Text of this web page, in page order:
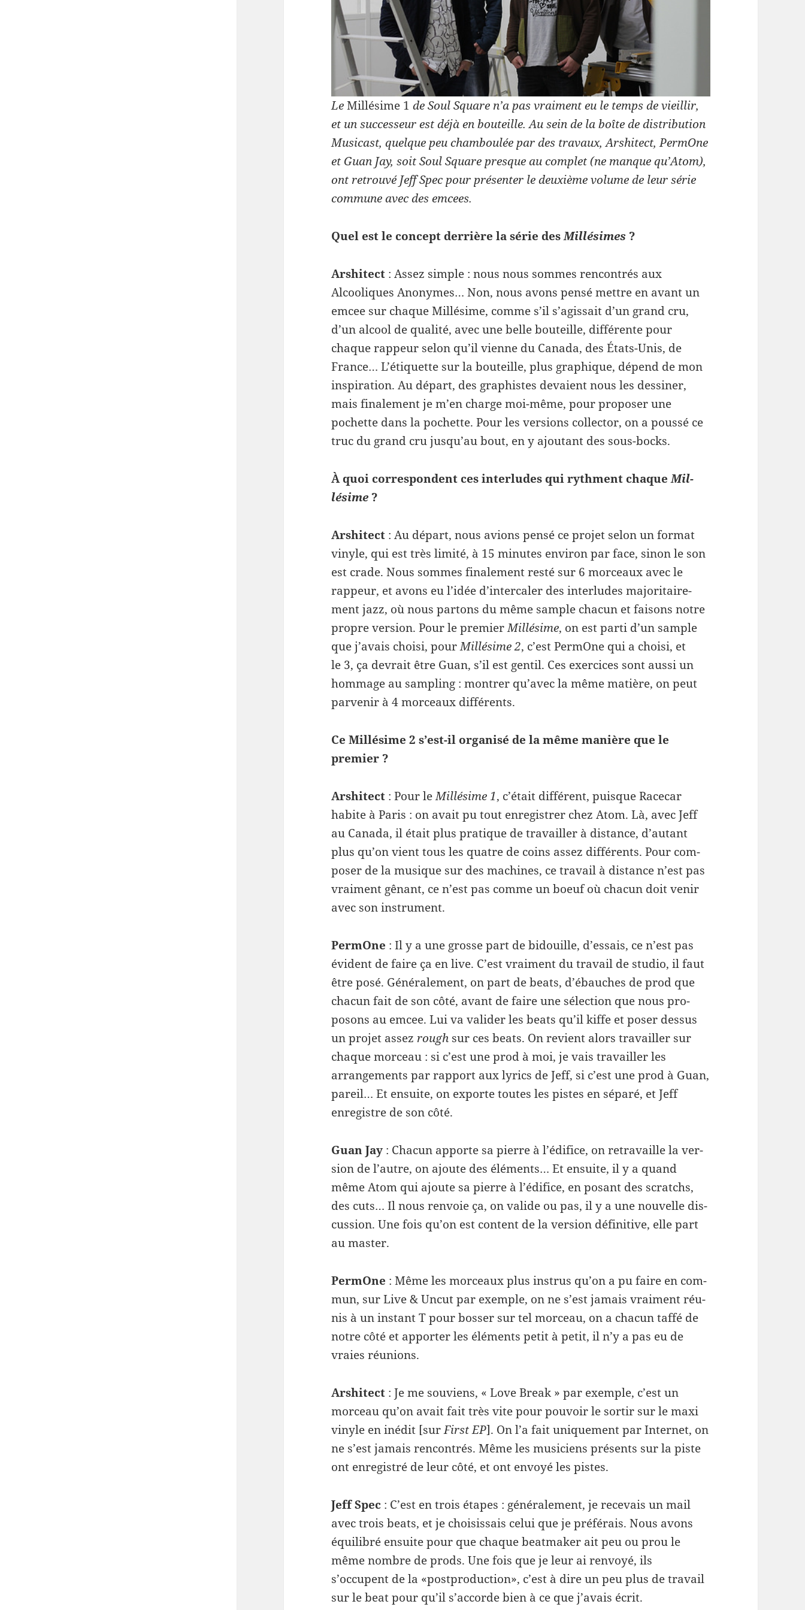
LeMil­lésime 1 de Soul Square n’a pas vrai­ment eu le temps de vieil­lir,
et un suc­cesseur est déjà en bouteille. Au sein de la boîte de dis­tri­b­u­tion
Musi­cast, quelque peu cham­boulée par des travaux, Arshi­tect, Per­mOne
et Guan Jay, soit Soul Square presque au com­plet (ne manque qu’Atom),
ont retrouvé Jeff Spec pour présen­ter le deux­ième vol­ume de leur série
com­mune avec des emcees.
Quel est le con­cept der­rière la série desMil­lésimes?
Arshi­tect : Assez sim­ple : nous nous sommes ren­con­trés aux
Alcooliques Anonymes… Non, nous avons pensé met­tre en avant un
emcee sur chaque Mil­lésime, comme s’il s’agissait d’un grand cru,
d’un alcool de qual­ité, avec une belle bouteille, dif­férente pour
chaque rappeur selon qu’il vienne du Canada, des États-​Unis, de
France… L’étiquette sur la bouteille, plus graphique, dépend de mon
inspi­ra­tion. Au départ, des graphistes devaient nous les dessiner,
mais finale­ment je m’en charge moi-​même, pour pro­poser une
pochette dans la pochette. Pour les ver­sions col­lec­tor, on a poussé ce
truc du grand cru jusqu’au bout, en y ajoutant des sous-​bocks.
À quoi cor­re­spon­dent ces inter­ludes qui ryth­ment chaqueMil­
lésime?
Arshi­tect : Au départ, nous avions pensé ce pro­jet selon un for­mat
vinyle, qui est très lim­ité, à 15 min­utes env­i­ron par face, sinon le son
est crade. Nous sommes finale­ment resté sur 6 morceaux avec le
rappeur, et avons eu l’idée d’intercaler des inter­ludes majori­taire­
ment jazz, où nous par­tons du même sam­ple cha­cun et faisons notre
pro­pre ver­sion. Pour le pre­mierMil­lésime, on est parti d’un sam­ple
que j’avais choisi, pourMil­lésime 2, c’est Per­mOne qui a choisi, et
le 3, ça devrait être Guan, s’il est gen­til. Ces exer­ci­ces sont aussi un
hom­mage au sam­pling : mon­trer qu’avec la même matière, on peut
par­venir à 4 morceaux différents.
Ce Mil­lésime 2 s’est-il organ­isé de la même manière que le
premier ?
Arshi­tect : Pour leMil­lésime 1, c’était dif­férent, puisque Race­car
habite à Paris : on avait pu tout enreg­istrer chez Atom. Là, avec Jeff
au Canada, il était plus pra­tique de tra­vailler à dis­tance, d’autant
plus qu’on vient tous les qua­tre de coins assez dif­férents. Pour com­
poser de la musique sur des machines, ce tra­vail à dis­tance n’est pas
vrai­ment gênant, ce n’est pas comme un boeuf où cha­cun doit venir
avec son instrument.
Per­mOne : Il y a une grosse part de bidouille, d’essais, ce n’est pas
évi­dent de faire ça en live. C’est vrai­ment du tra­vail de stu­dio, il faut
être posé. Générale­ment, on part de beats, d’ébauches de prod que
cha­cun fait de son côté, avant de faire une sélec­tion que nous pro­
posons au emcee. Lui va valider les beats qu’il kiffe et poser dessus
un pro­jet assez rough sur ces beats. On revient alors tra­vailler sur
chaque morceau : si c’est une prod à moi, je vais tra­vailler les
arrange­ments par rap­port aux lyrics de Jeff, si c’est une prod à Guan,
pareil… Et ensuite, on exporte toutes les pistes en séparé, et Jeff
enreg­istre de son côté.
Guan Jay : Cha­cun apporte sa pierre à l’édifice, on retra­vaille la ver­
sion de l’autre, on ajoute des élé­ments… Et ensuite, il y a quand
même Atom qui ajoute sa pierre à l’édifice, en posant des scratchs,
des cuts… Il nous ren­voie ça, on valide ou pas, il y a une nou­velle dis­
cus­sion. Une fois qu’on est con­tent de la ver­sion défini­tive, elle part
au master.
Per­mOne : Même les morceaux plus instrus qu’on a pu faire en com­
mun, sur Live & Uncut par exem­ple, on ne s’est jamais vrai­ment réu­
nis à un instant T pour bosser sur tel morceau, on a cha­cun taffé de
notre côté et apporter les élé­ments petit à petit, il n’y a pas eu de
vraies réunions.
Arshi­tect : Je me sou­viens, « Love Break » par exem­ple, c’est un
morceau qu’on avait fait très vite pour pou­voir le sor­tir sur le maxi
vinyle en inédit [surFirst EP]. On l’a fait unique­ment par Inter­net, on
ne s’est jamais ren­con­trés. Même les musi­ciens présents sur la piste
ont enreg­istré de leur côté, et ont envoyé les pistes.
Jeff Spec : C’est en trois étapes : générale­ment, je rece­vais un mail
avec trois beats, et je choi­sis­sais celui que je préférais. Nous avons
équili­bré ensuite pour que chaque beat­maker ait peu ou prou le
même nom­bre de prods. Une fois que je leur ai ren­voyé, ils
s’occupent de la «post­pro­duc­tion», c’est à dire un peu plus de tra­vail
sur le beat pour qu’il s’accorde bien à ce que j’avais écrit.